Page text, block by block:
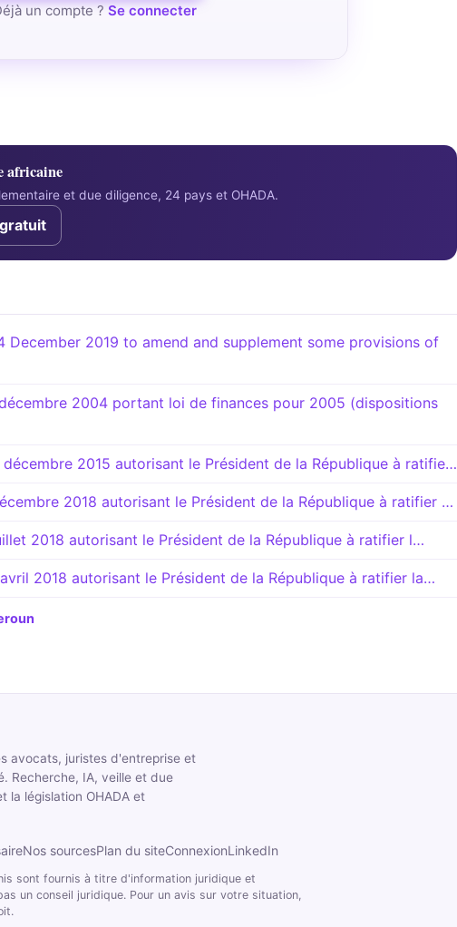
un compte ?Se connecter
africaine
et due diligence, 24 pays et OHADA.
December 2019 to amend and supplement some provisions of
2004 portant loi de finances pour 2005 (dispositions
décembre 2015 autorisant le Président de la République à ratifie…
2018 autorisant le Président de la République à ratifier …
2018 autorisant le Président de la République à ratifier l…
2018 autorisant le Président de la République à ratifier la…
avocats, juristes d'entreprise et
Recherche, IA, veille et due
la législation OHADA et
Nos sourcesPlan du siteConnexionLinkedIn
sont fournis à titre d'information juridique et
un conseil juridique. Pour un avis sur votre situation,